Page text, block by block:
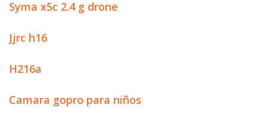
Syma x5c 2.4 g drone
Jjrc h16
H216a
Camara gopro para niños